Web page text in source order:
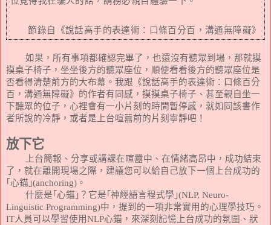
節錄自 《說話高手的表達術：口條百分百，溝通無障礙》
如果，所有事項都確認完畢了，也還沒有聽眾到場，那就摸
摸桌子椅子，坐坐後方的聽眾座位，順便看看後方的聽眾座位是
否看得清楚前方的大布幕。我跟《說話高手的表達術：口條百分
百，溝通無障礙》的作者有同感，摸摸桌子椅子、甚至親自坐一
下聽眾的位子，心裡會有一小片刻的時間暫停感，就如同該書作
者所說的冷靜，或者是上台喧囂前的片刻寧靜吧！
放下它
上台簡報、分享或講課在喧囂中、在情緒高昂中，成功結束
了，就在離開現場之際，建議您可以給自己放下一個上台成功的
｢心錨｣(anchoring) 。
什麼是｢心錨｣？它是｢神經語言程式學｣(NLP, Neuro-
Linguistic Programming)中，提到的一項非常實用的心理學技巧。
IT人員可以學習使用NLP心錨，來深刻記憶上台成功的氛圍、狀